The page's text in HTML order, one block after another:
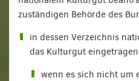
zuständigen Behörde des
in dessen Verzeichnis
das Kulturgut
wenn es sich nicht um